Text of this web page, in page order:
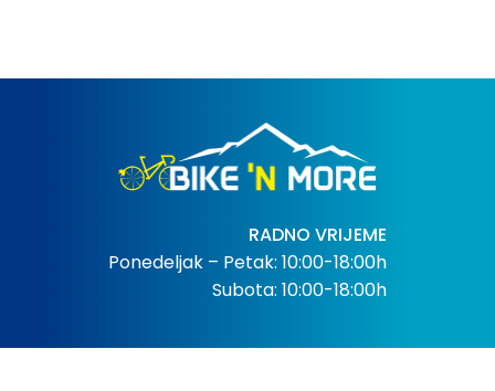
RADNO VRIJEME
Ponedeljak – Petak: 10:00-18:00h
Subota: 10:00-18:00h